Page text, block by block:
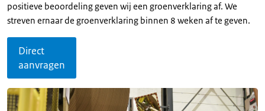
positieve beoordeling geven wij een groenverklaring af. We
streven ernaar de groenverklaring binnen 8 weken af te geven.
Direct
aanvragen